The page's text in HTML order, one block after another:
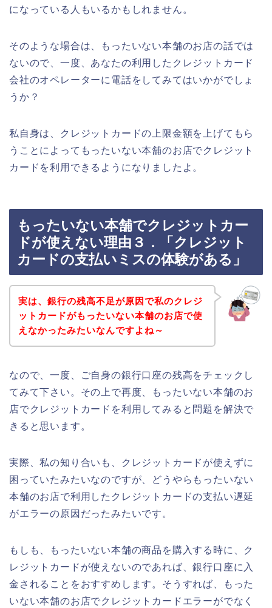
になっている人もいるかもしれません。
そのような場合は、もったいない本舗のお店の話では
ないので、一度、あなたの利用したクレジットカード
会社のオペレーターに電話をしてみてはいかがでしょ
うか？
私自身は、クレジットカードの上限金額を上げてもら
うことによってもったいない本舗のお店でクレジット
カードを利用できるようになりましたよ。
もったいない本舗でクレジットカー
ドが使えない理由３．「クレジット
カードの支払いミスの体験がある」
実は、銀行の残高不足が原因で私のクレジ
ットカードがもったいない本舗のお店で使
えなかったみたいなんですよね～
なので、一度、ご自身の銀行口座の残高をチェックし
てみて下さい。その上で再度、もったいない本舗のお
店でクレジットカードを利用してみると問題を解決で
きると思います。
実際、私の知り合いも、クレジットカードが使えずに
困っていたみたいなのですが、どうやらもったいない
本舗のお店で利用したクレジットカードの支払い遅延
がエラーの原因だったみたいです。
もしも、もったいない本舗の商品を購入する時に、ク
レジットカードが使えないのであれば、銀行口座に入
金されることをおすすめします。そうすれば、もった
いない本舗のお店でクレジットカードエラーがでなく